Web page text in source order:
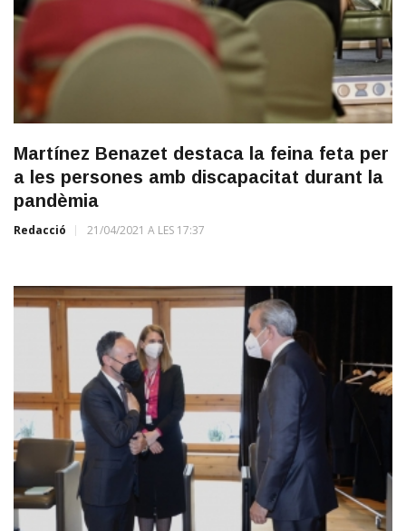
Martínez Benazet destaca la feina feta per
a les persones amb discapacitat durant la
pandèmia
Redacció 21/04/2021 A LES 17:37